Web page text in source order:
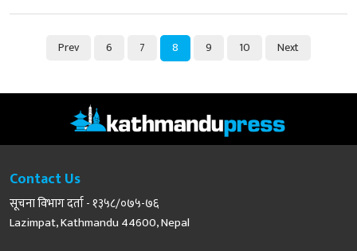
Prev 6 7 8 9 10 Next
Contact Us
सूचना विभाग दर्ता - १३५८/०७५-७६
Lazimpat, Kathmandu 44600, Nepal